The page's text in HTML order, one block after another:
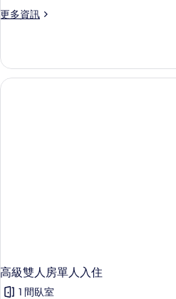
的
有
相
更多資訊
更
的
詳
情
高級雙人房單人入住
1 間臥室